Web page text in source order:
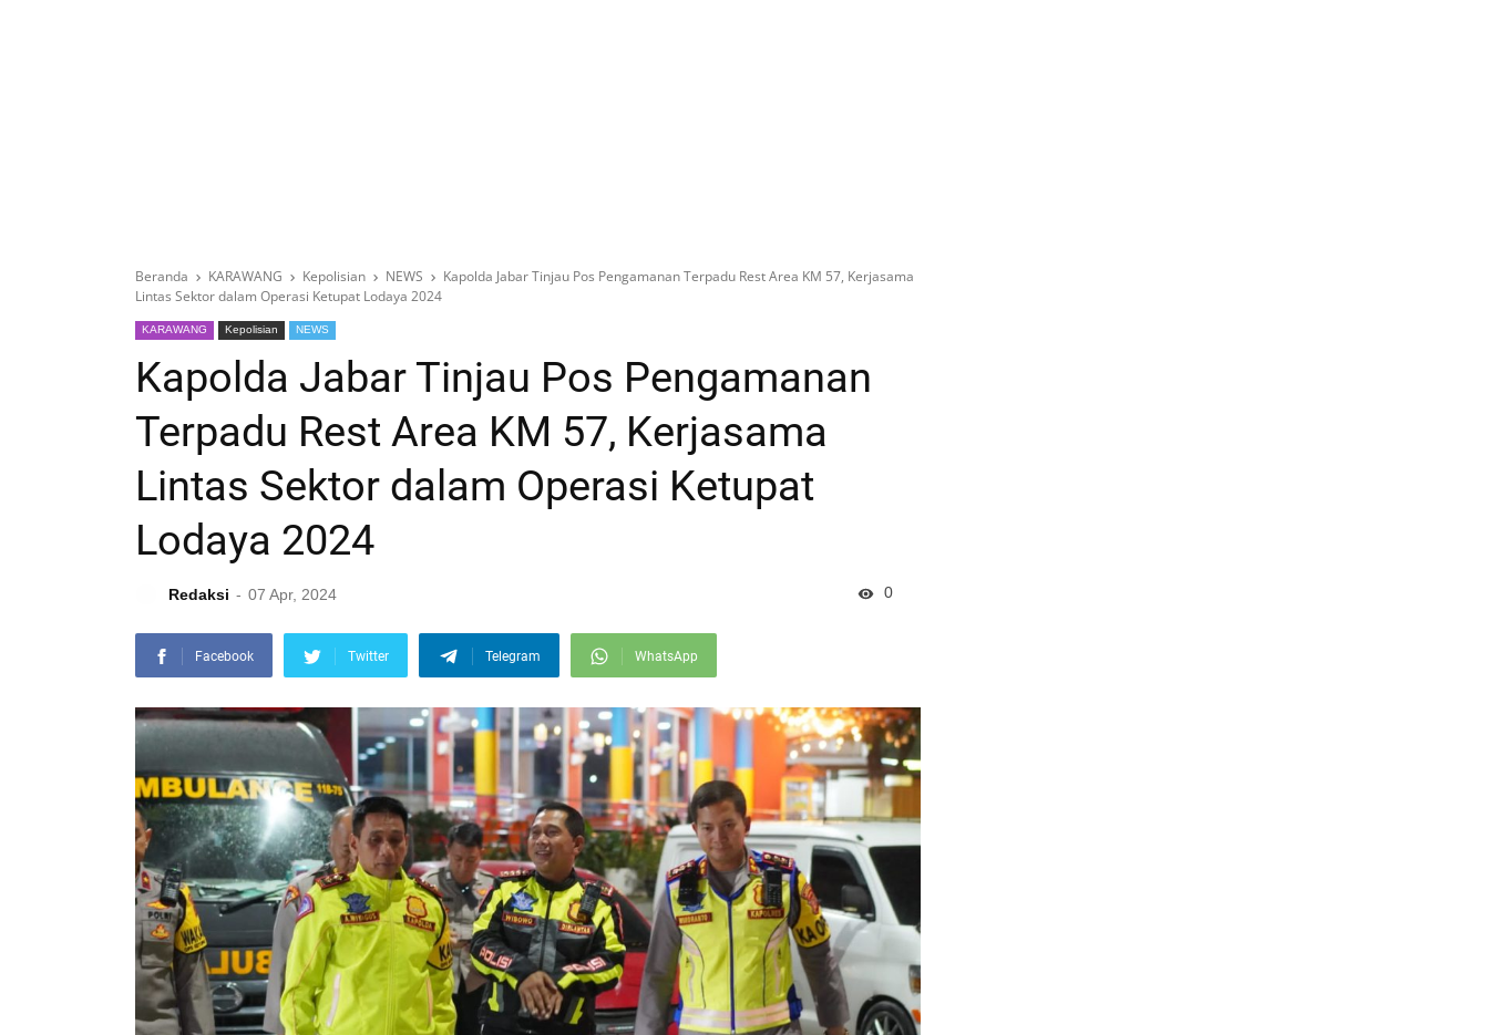
Beranda KARAWANG Kepolisian NEWS
Kapolda Jabar Tinjau Pos Pengamanan Terpadu Rest Area KM 57, Kerjasama
Lintas Sektor dalam Operasi Ketupat Lodaya 2024
KARAWANG Kepolisian NEWS
Kapolda Jabar Tinjau Pos Pengamanan
Terpadu Rest Area KM 57, Kerjasama
Lintas Sektor dalam Operasi Ketupat
Lodaya 2024
Redaksi 07 Apr, 2024 0
Facebook Twitter Telegram WhatsApp